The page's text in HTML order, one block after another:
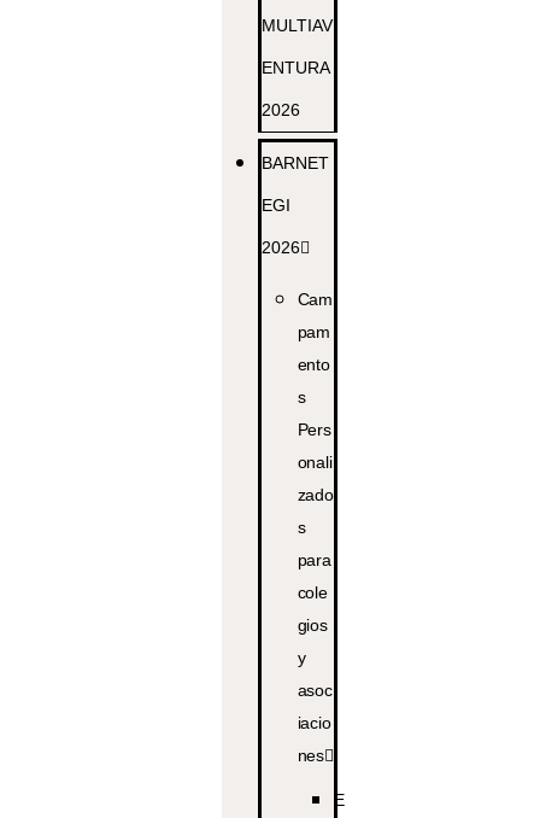
MULTIAV
ENTURA
2026
BARNET
EGI
2026
Cam
pam
ento
s
Pers
onali
zado
s
para
cole
gios
y
asoc
iacio
nes
E